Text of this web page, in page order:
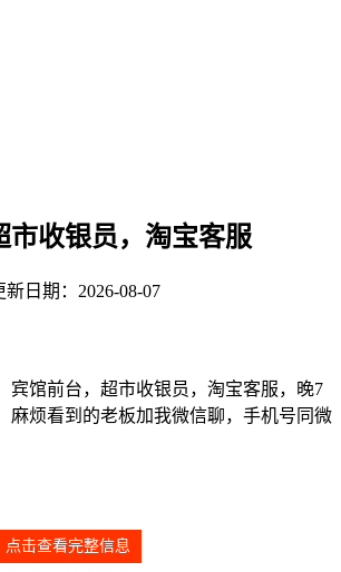
市收银员，淘宝客服
日期：2026-08-07
宾馆前台，超市收银员，淘宝客服，晚7
麻烦看到的老板加我微信聊，手机号同微
点击查看完整信息